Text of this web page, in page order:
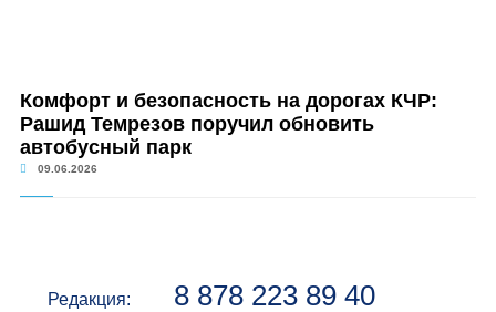
Комфорт и безопасность на дорогах КЧР:
Рашид Темрезов поручил обновить
автобусный парк
09.06.2026
Редакция: 8 878 223 89 40